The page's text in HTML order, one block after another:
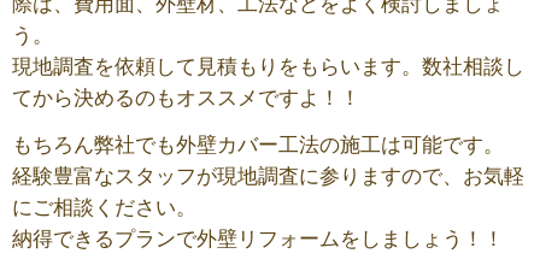
う。
現地調査を依頼して見積もりをもらいます。数社相談し
てから決めるのもオススメですよ！！
もちろん弊社でも外壁カバー工法の施工は可能です。
経験豊富なスタッフが現地調査に参りますので、お気軽
にご相談ください。
納得できるプランで外壁リフォームをしましょう！！